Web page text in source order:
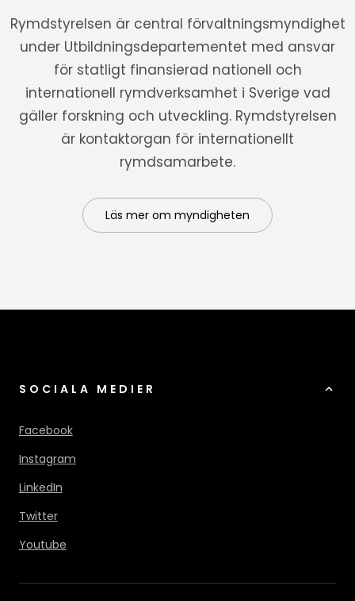
Rymdstyrelsen är central förvaltningsmyndighet
under Utbildningsdepartementet med ansvar
för statligt finansierad nationell och
internationell rymdverksamhet i Sverige vad
gäller forskning och utveckling. Rymdstyrelsen
är kontaktorgan för internationellt
rymdsamarbete.
Läs mer om myndigheten
SOCIALA MEDIER
Facebook
Instagram
LinkedIn
Twitter
Youtube